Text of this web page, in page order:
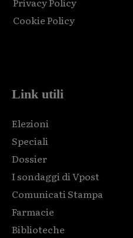
Cookie Policy
Link utili
Elezioni
Speciali
Dossier
I sondaggi di Vpost
Comunicati Stampa
Farmacie
Biblioteche